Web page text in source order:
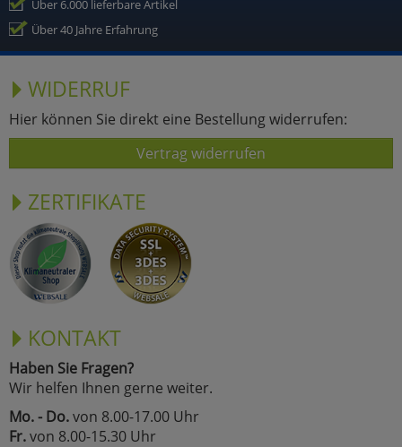
Über 6.000 lieferbare Artikel
Über 40 Jahre Erfahrung
WIDERRUF
Hier können Sie direkt eine Bestellung widerrufen:
Vertrag widerrufen
ZERTIFIKATE
KONTAKT
Haben Sie Fragen?
Wir helfen Ihnen gerne weiter.
Mo. - Do.von 8.00-17.00 Uhr
Fr.von 8.00-15.30 Uhr